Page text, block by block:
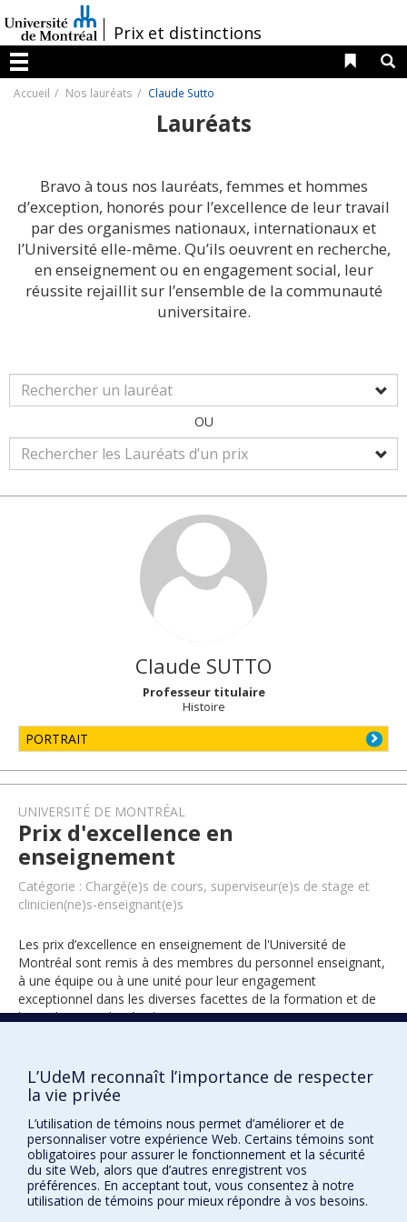
au
contenu
/Prix et distinctions
Menu
Liens
Accueil Nos lauréats Claude Sutto
Lauréats
Bravo à tous nos lauréats, femmes et hommes
d’exception, honorés pour l’excellence de leur travail
par des organismes nationaux, internationaux et
l’Université elle-même. Qu’ils oeuvrent en recherche,
en enseignement ou en engagement social, leur
réussite rejaillit sur l’ensemble de la communauté
universitaire.
OU
Claude SUTTO
Professeur titulaire
Histoire
PORTRAIT
UNIVERSITÉ DE MONTRÉAL
Prix d'excellence en
enseignement
Catégorie : Chargé(e)s de cours, superviseur(e)s de stage et
clinicien(ne)s-enseignant(e)s
Les prix d’excellence en enseignement de l'Université de
Montréal sont remis à des membres du personnel enseignant,
à une équipe ou à une unité pour leur engagement
exceptionnel dans les diverses facettes de la formation et de
l’encadrement des étudiants.
1997
L’UdeM reconnaît l’importance de respecter
la vie privée
L’utilisation de témoins nous permet d’améliorer et de
personnaliser votre expérience Web. Certains témoins sont
obligatoires pour assurer le fonctionnement et la sécurité
du site Web, alors que d’autres enregistrent vos
préférences. En acceptant tout, vous consentez à notre
utilisation de témoins pour mieux répondre à vos besoins.